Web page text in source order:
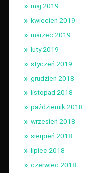
maj 2019
kwiecień 2019
marzec 2019
luty 2019
styczeń 2019
grudzień 2018
listopad 2018
październik 2018
wrzesień 2018
sierpień 2018
lipiec 2018
czerwiec 2018